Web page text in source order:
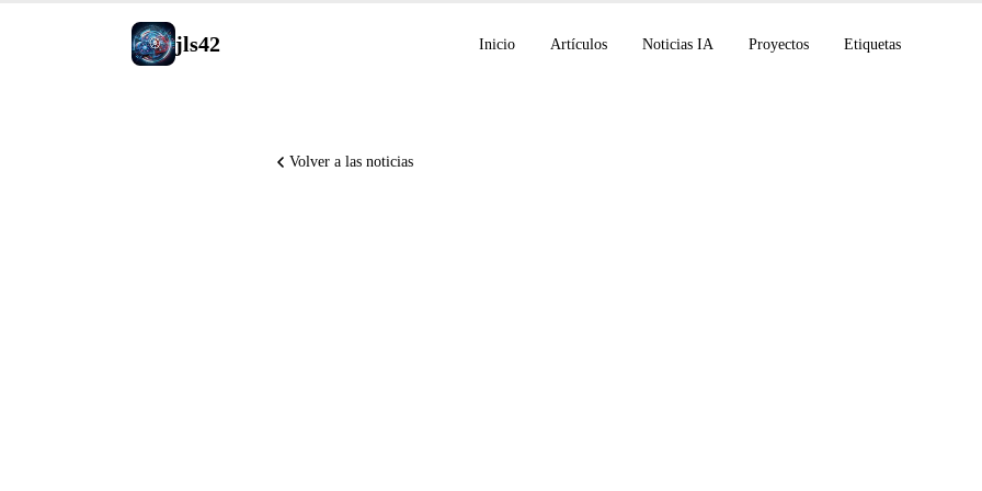
jls42 Inicio Artículos Noticias IA Proyectos Etiquetas
Volver a las noticias